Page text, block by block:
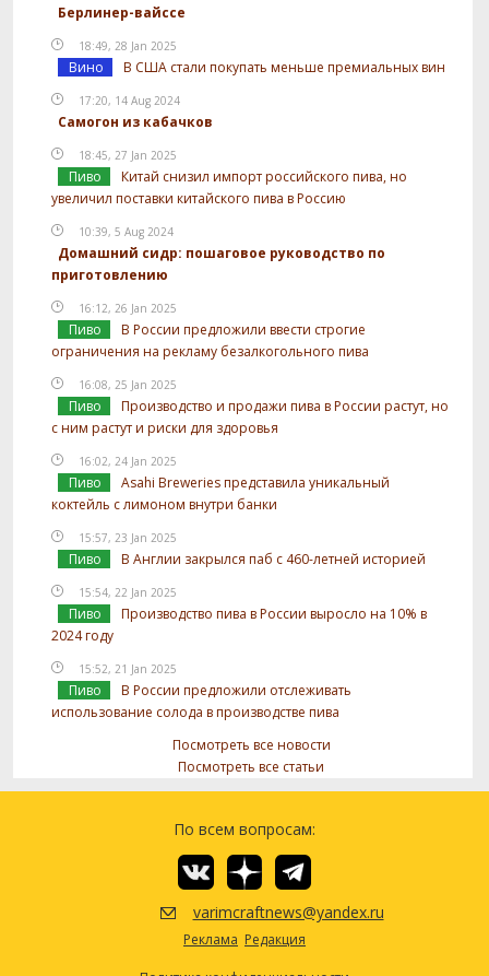
Берлинер-вайссе
18:49, 28 Jan 2025
Вино В США стали покупать меньше премиальных вин
17:20, 14 Aug 2024
Самогон из кабачков
18:45, 27 Jan 2025
Пиво
Китай снизил импорт российского пива, но
увеличил поставки китайского пива в Россию
10:39, 5 Aug 2024
Домашний сидр: пошаговое руководство по
приготовлению
16:12, 26 Jan 2025
Пиво
В России предложили ввести строгие
ограничения на рекламу безалкогольного пива
16:08, 25 Jan 2025
Пиво
Производство и продажи пива в России растут, но
с ним растут и риски для здоровья
16:02, 24 Jan 2025
Пиво
Asahi Breweries представила уникальный
коктейль с лимоном внутри банки
15:57, 23 Jan 2025
Пиво В Англии закрылся паб с 460-летней историей
15:54, 22 Jan 2025
Пиво
Производство пива в России выросло на 10% в
2024 году
15:52, 21 Jan 2025
Пиво
В России предложили отслеживать
использование солода в производстве пива
Посмотреть все новости
Посмотреть все статьи
По всем вопросам:
varimcraftnews@yandex.ru
Реклама Редакция